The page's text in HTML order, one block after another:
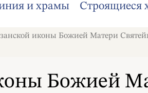
и храмы Строящиеся
иконы Божией Матери
Божией